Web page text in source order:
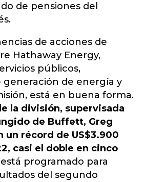
de pensiones del
de acciones de
Hathaway Energy,
públicos,
generación de energía y
está en buena forma.
la división, supervisada
de Buffett, Greg
un récord de US$3.900
casi el doble en cinco
programado para
del segundo